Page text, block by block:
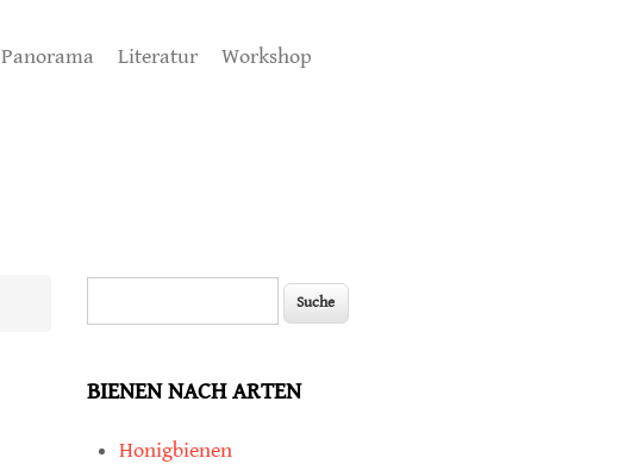
Panorama Literatur Workshop
BIENEN NACH ARTEN
Honigbienen